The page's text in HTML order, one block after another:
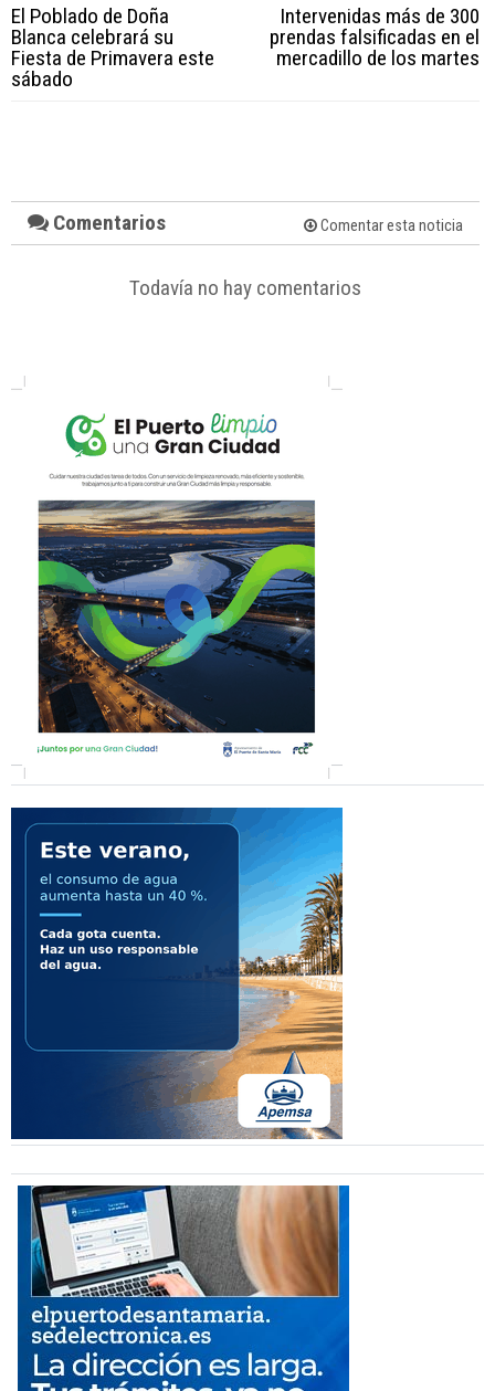
El Poblado de Doña
Blanca celebrará su
Fiesta de Primavera este
sábado
Intervenidas más de 300
prendas falsificadas en el
mercadillo de los martes
Comentarios Comentar esta noticia
Todavía no hay comentarios